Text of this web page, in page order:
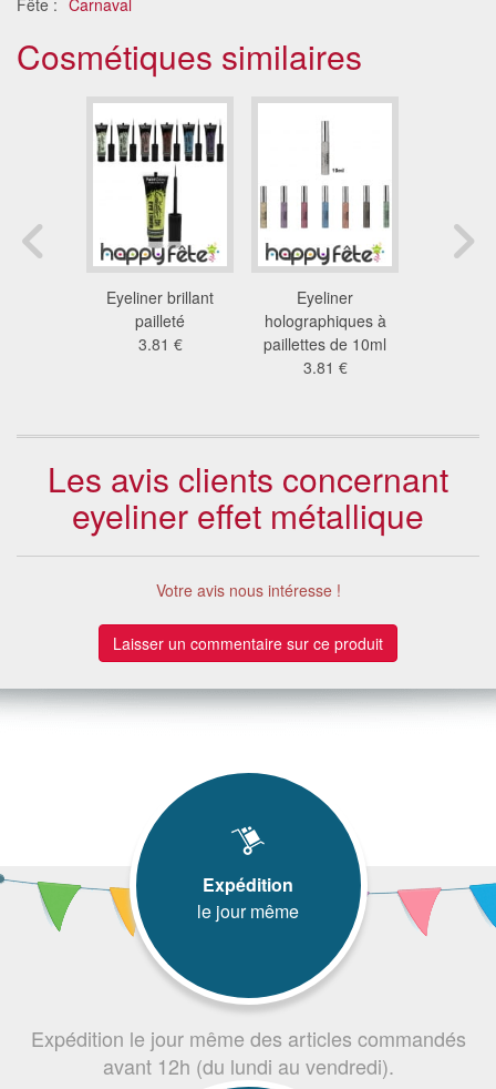
Cosmétiques similaires
Eyeliner brillant
pailleté
3.81 €
Eyeliner
holographiques à
paillettes de 10ml
3.81 €
Les avis clients concernant
eyeliner effet métallique
Votre avis nous intéresse !
Laisser un commentaire sur ce produit
Expédition
le jour même
Expédition le jour même des articles commandés
avant 12h (du lundi au vendredi).